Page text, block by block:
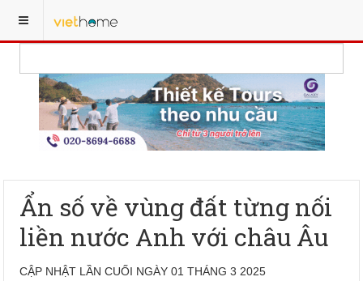
Ẩn số về vùng đất từng nối
liền nước Anh với châu Âu
CẬP NHẬT LẦN CUỐI NGÀY 01 THÁNG 3 2025